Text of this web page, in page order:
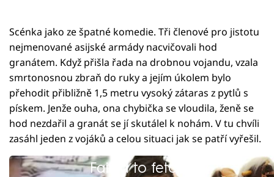
Scénka jako ze špatné komedie. Tři členové pro jistotu
nejmenované asijské armády nacvičovali hod
granátem. Když přišla řada na drobnou vojandu, vzala
smrtonosnou zbraň do ruky a jejím úkolem bylo
přehodit přibližně 1,5 metru vysoký zátaras z pytlů s
pískem. Jenže ouha, ona chybička se vloudila, ženě se
hod nezdařil a granát se jí skutálel k nohám. V tu chvíli
zasáhl jeden z vojáků a celou situaci jak se patří vyřešil.
Failed to fetch